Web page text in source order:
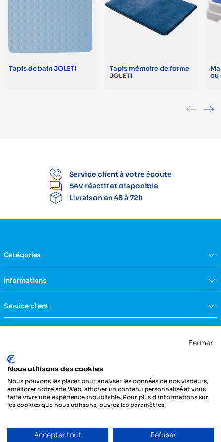
Tapis de bain JOLETI
Tapis mémoire de forme
JOLETI
ou
Service client à votre écoute
SAV réactif et disponible
Livraison en 48 à 72h
La Centrale Médicale
ZI de la Petite Dimerie - 15, rue du 11 Novembre
62310 Fruges
France
03 21 04 21 21
Catégories
Aide à la vie
Confort & bien-être
Rééducation & massage
Mobilier
Diagnostic
Hygiène & protection
Instrumentation
Entretien du véhicule
Informations
FAQs
Notre engagement RSE
Service client
Nous contacter
Conditions générales de vente
Fermer
Nous utilisons des cookies
Nous pouvons les placer pour analyser les données de nos visiteurs,
améliorer notre site Web, afficher un contenu personnalisé et vous
faire vivre une expérience inoubliable. Pour plus d'informations sur
les cookies que nous utilisons, ouvrez les paramètres.
Accepter tout Refuser